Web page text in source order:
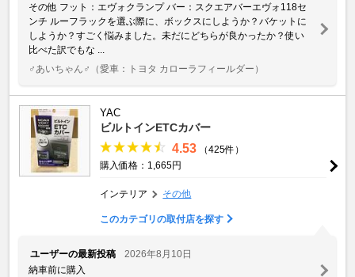
その他 フット：エヴォクランプ バー：スクエアバーエヴォ118セ
ンチ ルーフラックを選ぶ際に、ボックスにしようか？バケットに
しようか？すごく悩みました。未だにどちらが良かったか？使い
比べた訳でもな ...
♂あいちゃん♂
（愛車：トヨタ カローラフィールダー）
YAC
ビルトインETCカバー
4.53
（425件）
購入価格：1,665円
インテリア その他
このカテゴリの取付店を探す
ユーザーの最新投稿
2026年8月10日
納車前に購入